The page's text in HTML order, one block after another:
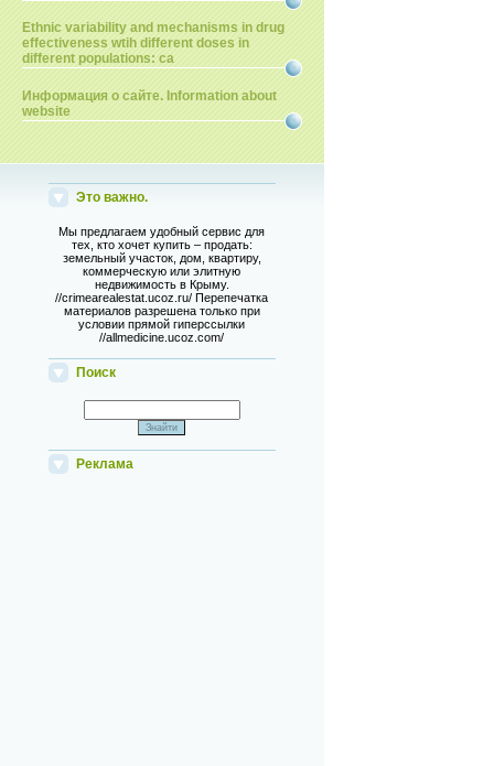
Ethnic variability and mechanisms in drug
effectiveness wtih different doses in
different populations: ca
Информация о сайте. Information about
website
Это важно.
Мы предлагаем удобный сервис для
тех, кто хочет купить – продать:
земельный участок, дом, квартиру,
коммерческую или элитную
недвижимость в Крыму.
//crimearealestat.ucoz.ru/ Перепечатка
материалов разрешена только при
условии прямой гиперссылки
//allmedicine.ucoz.com/
Поиск
Реклама